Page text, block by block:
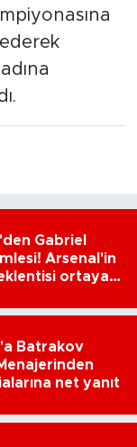
Gabriel
Arsenal'in
ortaya
Batrakov
net yanıt